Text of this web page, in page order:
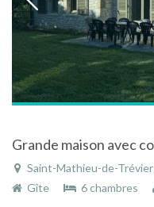
Saint-Mathieu-de-Tréviers (11
Gîte
6 chambres